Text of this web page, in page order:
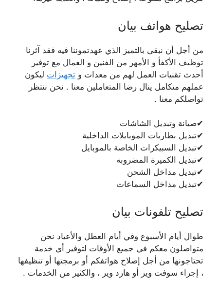
تصليح هواتف بيان
من أجل أن نبقى بالتميز الذي عهدتموننا فيه فقد آثرنا
توظيف الأكفأ و الأمهر من الفنين و العمال مع توفير
أحدث تقنيات العمل لهم من معدات و تجهيزات ليكون
عملهم متكامل ينال رضا المتعاملين معنا . نحن ننتظر
تواصلكم معنا .
✔صيانة وتبديل الشاشات
✔تبديل بطاريات الموبايلات الداخلية
✔تبديل السبيكرات الخاصة بالموبايل
✔تبديل الكميرة المضروبة
✔تبديل مداخل الشحن
✔تبديل مداخل السماعات
تصليح تلفونات بيان
طوال أيام الأسبوع وفي أيام العطل والأعياد نحن
متواصلون معكم في جميع الأوقات لتوفير أي خدمة
تحتاجونها من أجل إصلاح هواتفكم أو برمجتها أو تنظيفها
، إجراء سوفت وير أو هارد وير ، والكثير من الخدمات .